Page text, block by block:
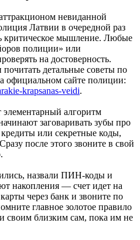
невиданной
Латвии в очередной раз
критическое мышление. Любые
полиции» или
на достоверность.
почитать детальные советы по
официальном сайте полиции:
krapsanas-veidi.
алгоритм
заговаривать зубы про
или секретные коды,
после этого звоните в свой
назвали ПИН-коды и
накопления — счет идет на
через банк и звоните по
главное золотое правило
своим близким сам, пока им не